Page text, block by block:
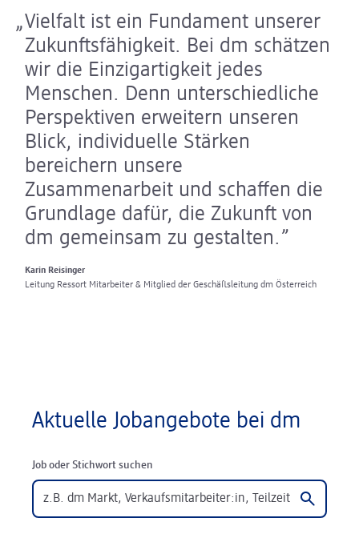
Vielfalt ist ein Fundament unserer
Zukunftsfähigkeit. Bei dm schätzen
wir die Einzigartigkeit jedes
Menschen. Denn unterschiedliche
Perspektiven erweitern unseren
Blick, individuelle Stärken
bereichern unsere
Zusammenarbeit und schaffen die
Grundlage dafür, die Zukunft von
dm gemeinsam zu gestalten.
Karin Reisinger
Leitung Ressort Mitarbeiter & Mitglied der Geschäftsleitung dm Österreich
Aktuelle Jobangebote bei dm
Job oder Stichwort suchen